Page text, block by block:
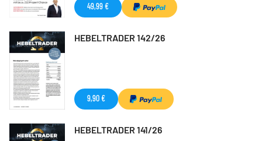
49,99 €
HEBELTRADER 142/26
9,90 €
HEBELTRADER 141/26